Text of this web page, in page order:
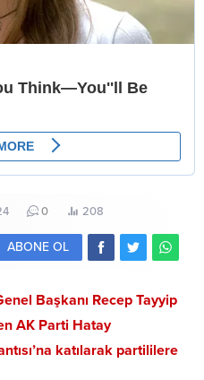
0 208
ABONE OL
Başkanı Recep Tayyip
AK Parti Hatay
katılarak partililere